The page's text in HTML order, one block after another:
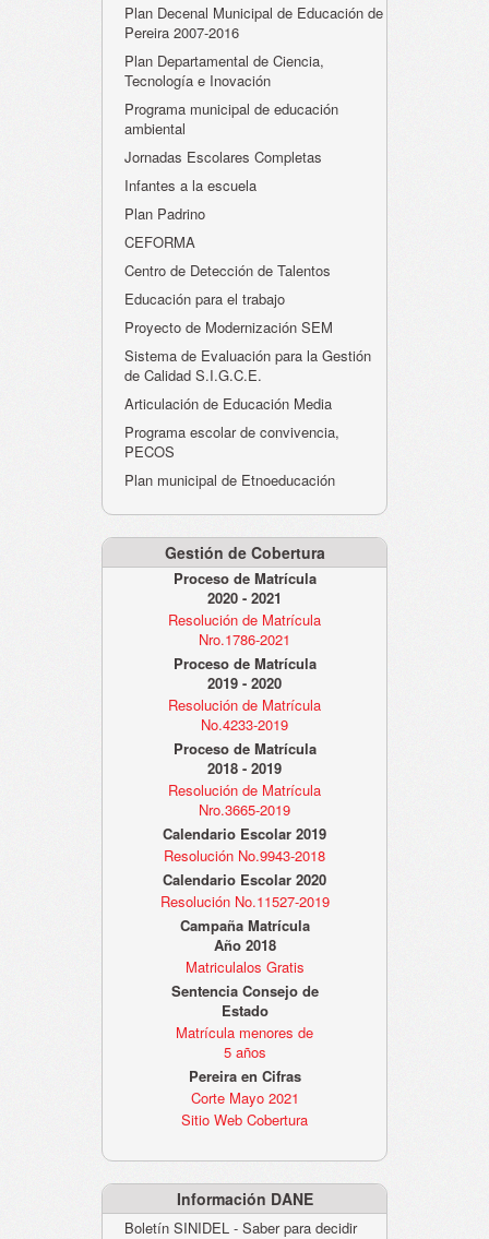
Plan Decenal Municipal de Educación de
Pereira 2007-2016
Plan Departamental de Ciencia,
Tecnología e Inovación
Programa municipal de educación
ambiental
Jornadas Escolares Completas
Infantes a la escuela
Plan Padrino
CEFORMA
Centro de Detección de Talentos
Educación para el trabajo
Proyecto de Modernización SEM
Sistema de Evaluación para la Gestión
de Calidad S.I.G.C.E.
Articulación de Educación Media
Programa escolar de convivencia,
PECOS
Plan municipal de Etnoeducación
Gestión de Cobertura
Proceso de Matrícula
2020 - 2021
Resolución de Matrícula
Nro.1786-2021
Proceso de Matrícula
2019 - 2020
Resolución de Matrícula
No.4233-2019
Proceso de Matrícula
2018 - 2019
Resolución de Matrícula
Nro.3665-2019
Calendario Escolar 2019
Resolución No.9943-2018
Calendario Escolar 2020
Resolución No.11527-2019
Campaña Matrícula
Año 2018
Matriculalos Gratis
Sentencia Consejo de
Estado
Matrícula menores de
5 años
Pereira en Cifras
Corte Mayo 2021
Sitio Web Cobertura
Información DANE
Boletín SINIDEL - Saber para decidir